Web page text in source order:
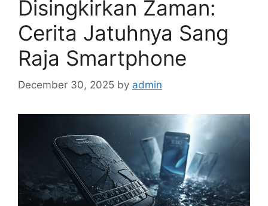
Disingkirkan Zaman:
Cerita Jatuhnya Sang
Raja Smartphone
December 30, 2025 by admin